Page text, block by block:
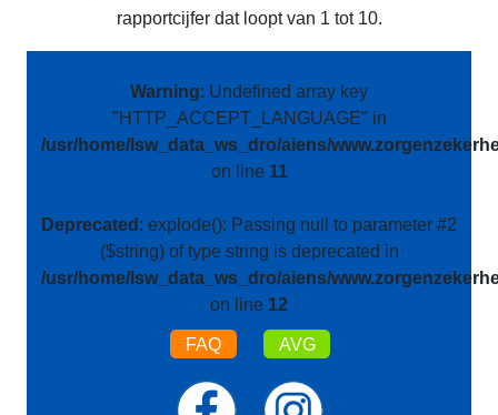
rapportcijfer dat loopt van 1 tot 10.
Warning: Undefined array key
"HTTP_ACCEPT_LANGUAGE" in
/usr/home/lsw_data_ws_dro/aiens/
on line 11
Deprecated : explode(): Passing null to parameter #2
($string) of type string is deprecated in
/usr/home/lsw_data_ws_dro/aiens/
on line 12
FAQ AVG